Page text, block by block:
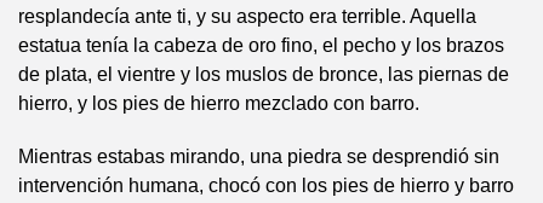
resplandecía ante ti, y su aspecto era terrible. Aquella
estatua tenía la cabeza de oro fino, el pecho y los brazos
de plata, el vientre y los muslos de bronce, las piernas de
hierro, y los pies de hierro mezclado con barro.
Mientras estabas mirando, una piedra se desprendió sin
intervención humana, chocó con los pies de hierro y barro